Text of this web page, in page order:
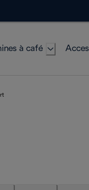
à café